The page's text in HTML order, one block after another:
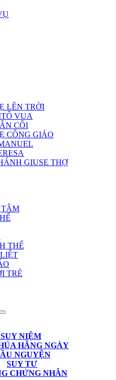
LÊN TRỜI
VUA
CÔI
CÔNG GIÁO
GIUSE THỢ
THỂ
TRẺ
SUY NIỆM
HẰNG NGÀY
NGUYỆN
SUY TƯ
CHỨNG NHÂN